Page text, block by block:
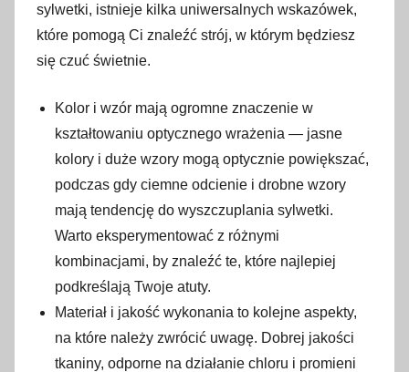
4
sylwetki, istnieje kilka uniwersalnych wskazówek,
które pomogą Ci znaleźć strój, w którym będziesz
się czuć świetnie.
Kolor i wzór mają ogromne znaczenie w
kształtowaniu optycznego wrażenia — jasne
kolory i duże wzory mogą optycznie powiększać,
podczas gdy ciemne odcienie i drobne wzory
mają tendencję do wyszczuplania sylwetki.
Warto eksperymentować z różnymi
kombinacjami, by znaleźć te, które najlepiej
podkreślają Twoje atuty.
Materiał i jakość wykonania to kolejne aspekty,
na które należy zwrócić uwagę. Dobrej jakości
tkaniny, odporne na działanie chloru i promieni